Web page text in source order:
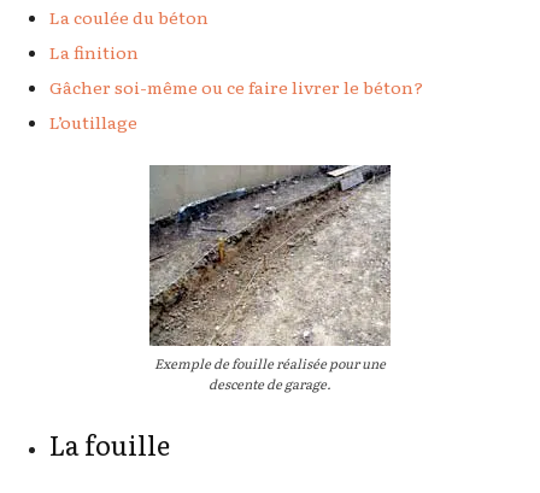
La coulée du béton
La finition
Gâcher soi-même ou ce faire livrer le béton?
L’outillage
Exemple de fouille réalisée pour une
descente de garage.
La fouille